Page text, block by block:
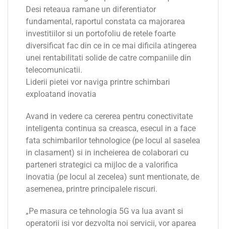
Desi reteaua ramane un diferentiator
fundamental, raportul constata ca majorarea
investitiilor si un portofoliu de retele foarte
diversificat fac din ce in ce mai dificila atingerea
unei rentabilitati solide de catre companiile din
telecomunicatii.
Liderii pietei vor naviga printre schimbari
exploatand inovatia
Avand in vedere ca cererea pentru conectivitate
inteligenta continua sa creasca, esecul in a face
fata schimbarilor tehnologice (pe locul al saselea
in clasament) si in incheierea de colaborari cu
parteneri strategici ca mijloc de a valorifica
inovatia (pe locul al zecelea) sunt mentionate, de
asemenea, printre principalele riscuri.
„Pe masura ce tehnologia 5G va lua avant si
operatorii isi vor dezvolta noi servicii, vor aparea